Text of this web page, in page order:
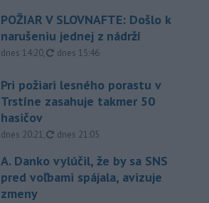
POŽIAR V SLOVNAFTE: Došlo k
narušeniu jednej z nádrží
dnes 14:20, aktualizované
dnes 15:46
Pri požiari lesného porastu v
Trstíne zasahuje takmer 50
hasičov
dnes 20:21, aktualizované
dnes 21:05
A. Danko vylúčil, že by sa SNS
pred voľbami spájala, avizuje
zmeny